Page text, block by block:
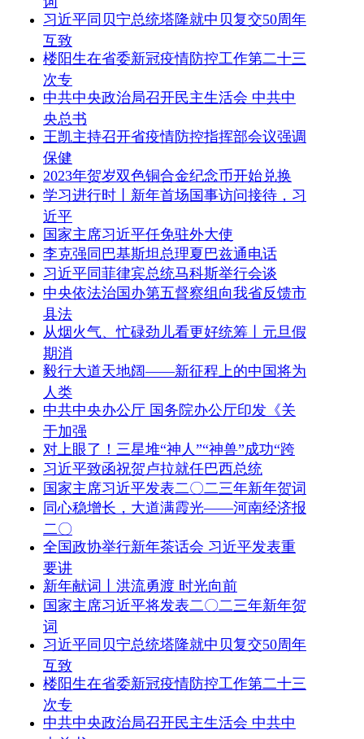
习近平同贝宁总统塔隆就中贝复交50周年
互致
楼阳生在省委新冠疫情防控工作第二十三
次专
中共中央政治局召开民主生活会 中共中
央总书
王凯主持召开省疫情防控指挥部会议强调
保健
2023年贺岁双色铜合金纪念币开始兑换
学习进行时丨新年首场国事访问接待，习
近平
国家主席习近平任免驻外大使
李克强同巴基斯坦总理夏巴兹通电话
习近平同菲律宾总统马科斯举行会谈
中央依法治国办第五督察组向我省反馈市
县法
从烟火气、忙碌劲儿看更好统筹丨元旦假
期消
毅行大道天地阔——新征程上的中国将为
人类
中共中央办公厅 国务院办公厅印发《关
于加强
对上眼了！三星堆“神人”“神兽”成功“跨
习近平致函祝贺卢拉就任巴西总统
国家主席习近平发表二〇二三年新年贺词
同心稳增长，大道满霞光——河南经济报
二〇
全国政协举行新年茶话会 习近平发表重
要讲
新年献词丨洪流勇渡 时光向前
国家主席习近平将发表二〇二三年新年贺
词
习近平同贝宁总统塔隆就中贝复交50周年
互致
楼阳生在省委新冠疫情防控工作第二十三
次专
中共中央政治局召开民主生活会 中共中